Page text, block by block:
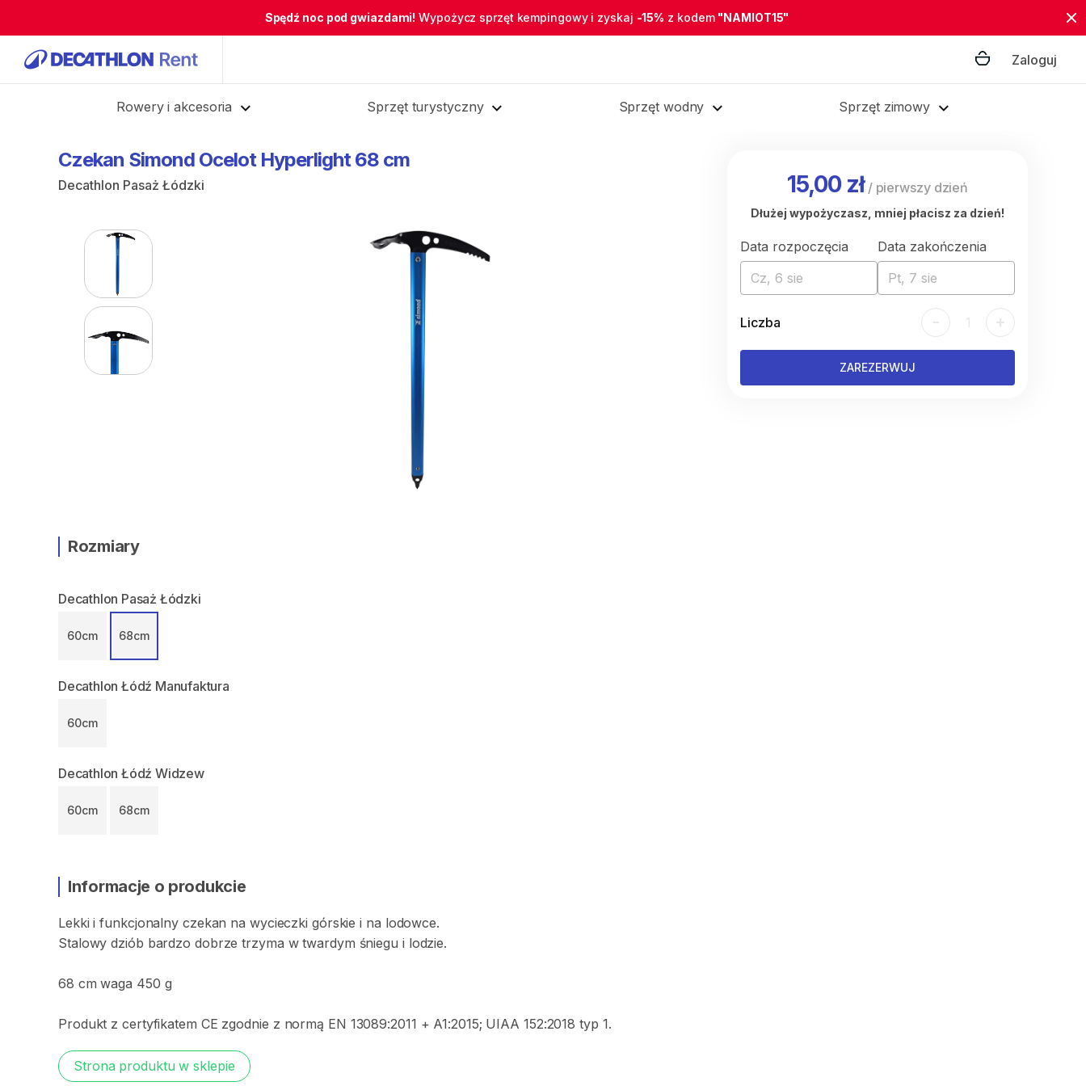
Spędź noc pod gwiazdami! Wypożycz sprzęt kempingowy i zyskaj -15% z kodem "NAMIOT15"
Zaloguj
Rowery i akcesoria Sprzęt turystyczny Sprzęt wodny Sprzęt zimowy
Czekan Simond Ocelot Hyperlight 68 cm
Decathlon Pasaż Łódzki
Rozmiary
Decathlon Pasaż Łódzki
60cm 68cm
Decathlon Łódź Manufaktura
60cm
Decathlon Łódź Widzew
60cm 68cm
Informacje o produkcie
Lekki i funkcjonalny czekan na wycieczki górskie i na lodowce.
Stalowy dziób bardzo dobrze trzyma w twardym śniegu i lodzie.
68 cm waga 450 g
Produkt z certyfikatem CE zgodnie z normą EN 13089:2011 + A1:2015; UIAA 152:2018 typ 1.
Strona produktu w sklepie
15,00 zł/ pierwszy dzień
Dłużej wypożyczasz, mniej płacisz za dzień!
Data rozpoczęcia
Cz, 6 sie
Data zakończenia
Pt, 7 sie
Liczba - 1 +
ZAREZERWUJ